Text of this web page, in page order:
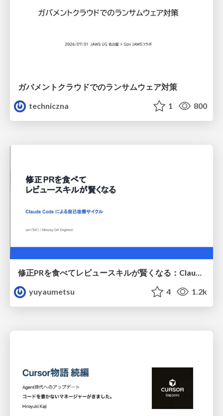
ガバメントクラウドでのランサムウェア対策
techniczna
1 800
修正PRを食べてレビュースキルが賢くなる：Claude Codeによる自己改善サイクル
yuyaumetsu
4 1.2k